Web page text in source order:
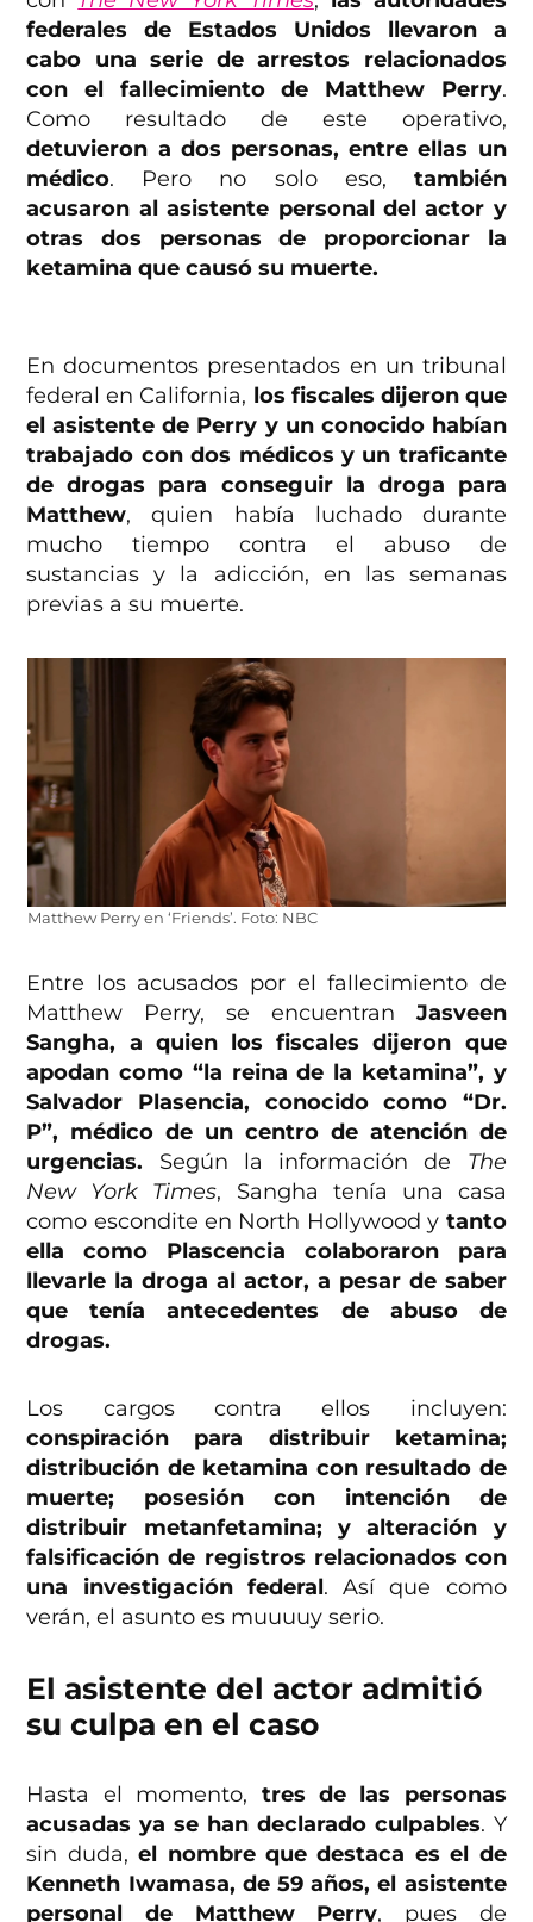
federales de Estados Unidos llevaron a
cabo una serie de arrestos relacionados
con el fallecimiento de Matthew Perry.
Como resultado de este operativo,
detuvieron a dos personas, entre ellas un
médico. Pero no solo eso, también
acusaron al asistente personal del actor y
otras dos personas de proporcionar la
ketamina que causó su muerte.
En documentos presentados en un tribunal
federal en California, los fiscales dijeron que
el asistente de Perry y un conocido habían
trabajado con dos médicos y un traficante
de drogas para conseguir la droga para
Matthew, quien había luchado durante
mucho tiempo contra el abuso de
sustancias y la adicción, en las semanas
previas a su muerte.
Matthew Perry en ‘Friends’. Foto: NBC
Entre los acusados por el fallecimiento de
Matthew Perry, se encuentran Jasveen
Sangha, a quien los fiscales dijeron que
apodan como “la reina de la ketamina”, y
Salvador Plasencia, conocido como “Dr.
P”, médico de un centro de atención de
urgencias. Según la información de The
New York Times, Sangha tenía una casa
como escondite en North Hollywood y tanto
ella como Plascencia colaboraron para
llevarle la droga al actor, a pesar de saber
que tenía antecedentes de abuso de
drogas.
Los cargos contra ellos incluyen:
conspiración para distribuir ketamina;
distribución de ketamina con resultado de
muerte; posesión con intención de
distribuir metanfetamina; y alteración y
falsificación de registros relacionados con
una investigación federal. Así que como
verán, el asunto es muuuuy serio.
El asistente del actor admitió
su culpa en el caso
Hasta el momento, tres de las personas
acusadas ya se han declarado culpables. Y
sin duda,el nombre que destaca es el de
Kenneth Iwamasa, de 59 años, el asistente
personal de Matthew Perry, pues de